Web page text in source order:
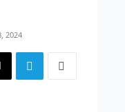
2024